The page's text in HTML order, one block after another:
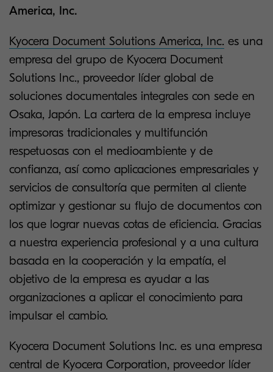
America, Inc.
Kyocera Document Solutions America, Inc. es una
empresa del grupo de Kyocera Document
Solutions Inc., proveedor líder global de
soluciones documentales integrales con sede en
Osaka, Japón. La cartera de la empresa incluye
impresoras tradicionales y multifunción
respetuosas con el medioambiente y de
confianza, así como aplicaciones empresariales y
servicios de consultoría que permiten al cliente
optimizar y gestionar su flujo de documentos con
los que lograr nuevas cotas de eficiencia. Gracias
a nuestra experiencia profesional y a una cultura
basada en la cooperación y la empatía, el
objetivo de la empresa es ayudar a las
organizaciones a aplicar el conocimiento para
impulsar el cambio.
Kyocera Document Solutions Inc. es una empresa
central de Kyocera Corporation, proveedor líder